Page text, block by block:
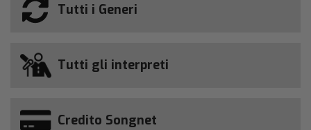
Tutti i Generi
Tutti gli interpreti
Credito Songnet